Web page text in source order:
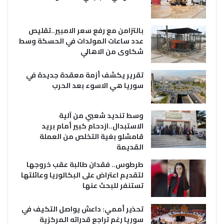
بالتزامن مع رفع سعر الامبير..تقليص
عدد ساعات المولدات في الحسكة وسط
شكاوى من الاهالي
تقرير يكشف أزمة معقدة جديدة في
سوريا هي الاسوء بعد الحرب
وسط تنديد شعبي من آلية
الاستبدال..ازدحام كبير أمام بريد
قامشلو بغية التخلص من العملة
القديمة
طرطوس.. فقدان طالبة عقب خروجها
لتقديم اعتراض على البكالوريا وعائلتها
تستنفر للبحث عنها
تحذير أممي: داعش يواصل التكيف في
سوريا رغم تراجع قدراته المركزية